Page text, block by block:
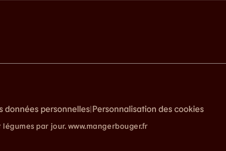
données personnelles|Personnalisation des cookies
par jour. www.mangerbouger.fr